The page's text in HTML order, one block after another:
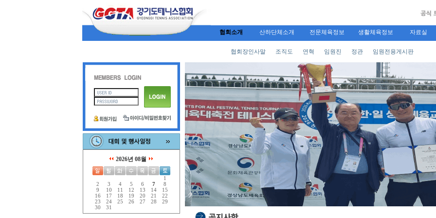
협회소개 산하단체소개 전문체육정보 생활체육정보 자료실
협회장인사말 조직도 연혁 임원진 정관 임원전용게시판
2026년 08월
1
2
3 4 5 6 7
8
9
10 11 12 13 14
15
16
17 18 19 20 21
22
23
24 25 26 27 28
29
30
31